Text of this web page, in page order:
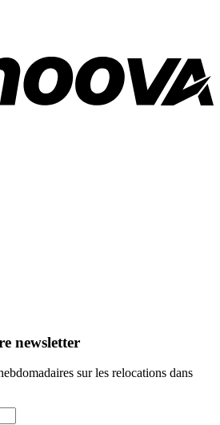
newsletter
sur les relocations dans